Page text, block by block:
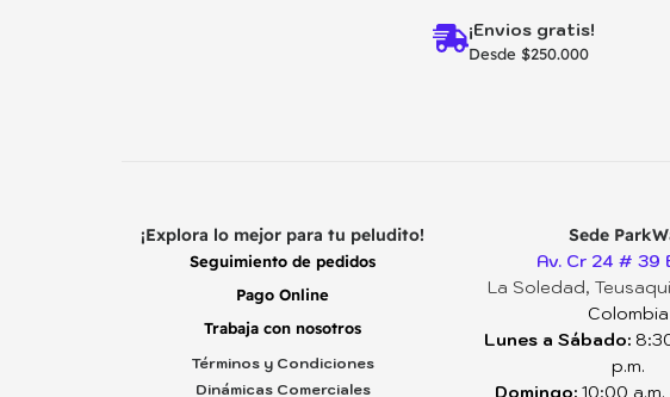
¡Envios gratis!
Desde $250.000
¡Explora lo mejor para tu peludito!
Seguimiento de pedidos
Pago Online
Trabaja con nosotros
Términos y Condiciones
Dinámicas Comerciales
Sede
Av. Cr 24 # 39
La Soledad,
Colombia
Lunes a Sábado:
p.m.
Domingo: 10:00